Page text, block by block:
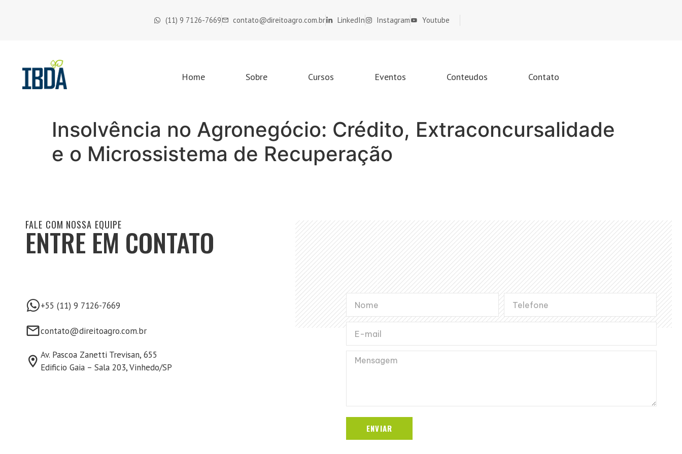
(11) 9 7126-7669 contato@direitoagro.com.br LinkedIn Instagram Youtube
Home Sobre Cursos Eventos Conteudos Contato
Insolvência no Agronegócio: Crédito, Extraconcursalidade
e o Microssistema de Recuperação
FALE COM NOSSA EQUIPE
ENTRE EM CONTATO
+55 (11) 9 7126-7669
contato@direitoagro.com.br
Av. Pascoa Zanetti Trevisan, 655
Edificio Gaia – Sala 203, Vinhedo/SP
ENVIAR